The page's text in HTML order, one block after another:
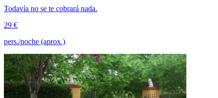
Todavía no se te cobrará nada.
29 €
pers./noche (aprox.)